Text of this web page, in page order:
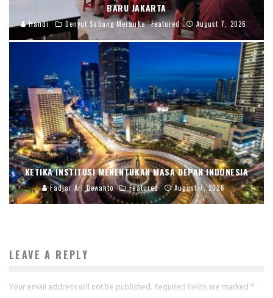
BARU JAKARTA
Handi Denyut Sabang Merauke Featured August 7, 2026
KETIKA INSTITUSI MENENTUKAN MASA DEPAN INDONESIA
Fadjar Ari Dewanto Featured August 7, 2026
LEAVE A REPLY
Your email address will not be published. Required fields are marked *